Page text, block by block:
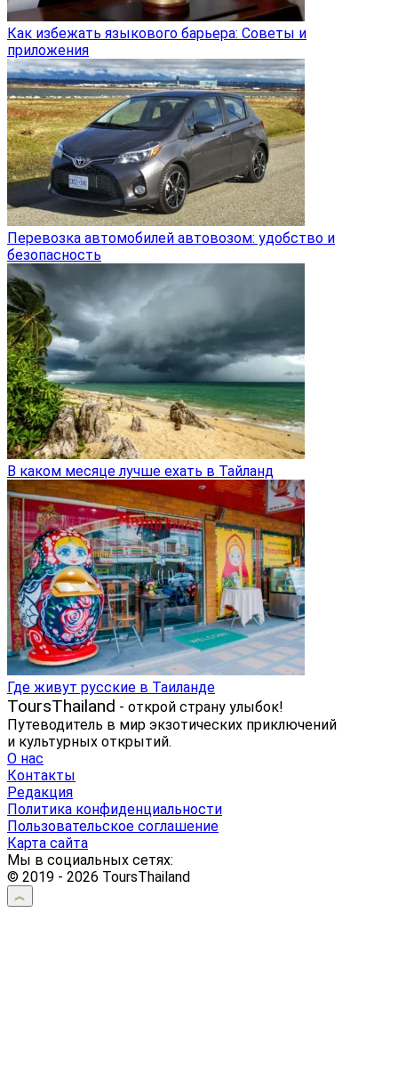
Как избежать языкового барьера: Советы и
приложения
Перевозка автомобилей автовозом: удобство и
безопасность
В каком месяце лучше ехать в Тайланд
Где живут русские в Таиланде
ToursThailand - открой страну улыбок!
Путеводитель в мир экзотических приключений
и культурных открытий.
О нас
Контакты
Редакция
Политика конфиденциальности
Пользовательское соглашение
Карта сайта
Мы в социальных сетях:
© 2019 - 2026 ToursThailand